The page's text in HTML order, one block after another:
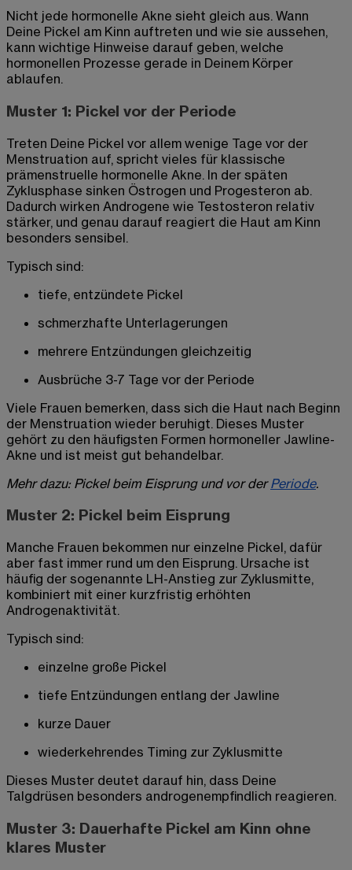
Nicht jede hormonelle Akne sieht gleich aus. Wann
Deine Pickel am Kinn auftreten und wie sie aussehen,
kann wichtige Hinweise darauf geben, welche
hormonellen Prozesse gerade in Deinem Körper
ablaufen.
Muster 1: Pickel vor der Periode
Treten Deine Pickel vor allem wenige Tage vor der
Menstruation auf, spricht vieles für klassische
prämenstruelle hormonelle Akne. In der späten
Zyklusphase sinken Östrogen und Progesteron ab.
Dadurch wirken Androgene wie Testosteron relativ
stärker, und genau darauf reagiert die Haut am Kinn
besonders sensibel.
Typisch sind:
tiefe, entzündete Pickel
schmerzhafte Unterlagerungen
mehrere Entzündungen gleichzeitig
Ausbrüche 3-7 Tage vor der Periode
Viele Frauen bemerken, dass sich die Haut nach Beginn
der Menstruation wieder beruhigt. Dieses Muster
gehört zu den häufigsten Formen hormoneller Jawline-
Akne und ist meist gut behandelbar.
Mehr dazu: Pickel beim Eisprung und vor derPeriode.
Muster 2: Pickel beim Eisprung
Manche Frauen bekommen nur einzelne Pickel, dafür
aber fast immer rund um den Eisprung. Ursache ist
häufig der sogenannte LH-Anstieg zur Zyklusmitte,
kombiniert mit einer kurzfristig erhöhten
Androgenaktivität.
Typisch sind:
einzelne große Pickel
tiefe Entzündungen entlang der Jawline
kurze Dauer
wiederkehrendes Timing zur Zyklusmitte
Dieses Muster deutet darauf hin, dass Deine
Talgdrüsen besonders androgenempfindlich reagieren.
Muster 3: Dauerhafte Pickel am Kinn ohne
klares Muster